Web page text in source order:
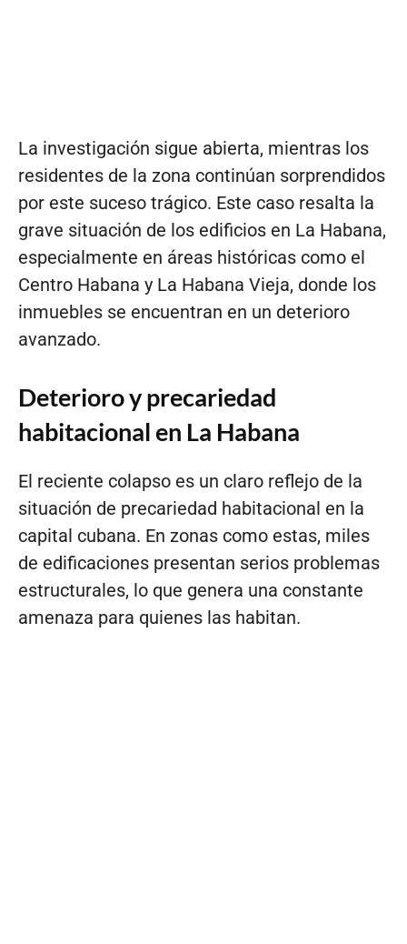
La investigación sigue abierta, mientras los
residentes de la zona continúan sorprendidos
por este suceso trágico. Este caso resalta la
grave situación de los edificios en La Habana,
especialmente en áreas históricas como el
Centro Habana y La Habana Vieja, donde los
inmuebles se encuentran en un deterioro
avanzado.
Deterioro y precariedad
habitacional en La Habana
El reciente colapso es un claro reflejo de la
situación de precariedad habitacional en la
capital cubana. En zonas como estas, miles
de edificaciones presentan serios problemas
estructurales, lo que genera una constante
amenaza para quienes las habitan.